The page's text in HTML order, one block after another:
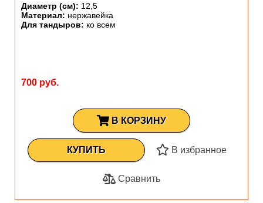
Диаметр (см): 12,5
Материал: нержавейка
Для тандыров: ко всем
700 руб.
В КОРЗИНУ
КУПИТЬ В избранное
Сравнить